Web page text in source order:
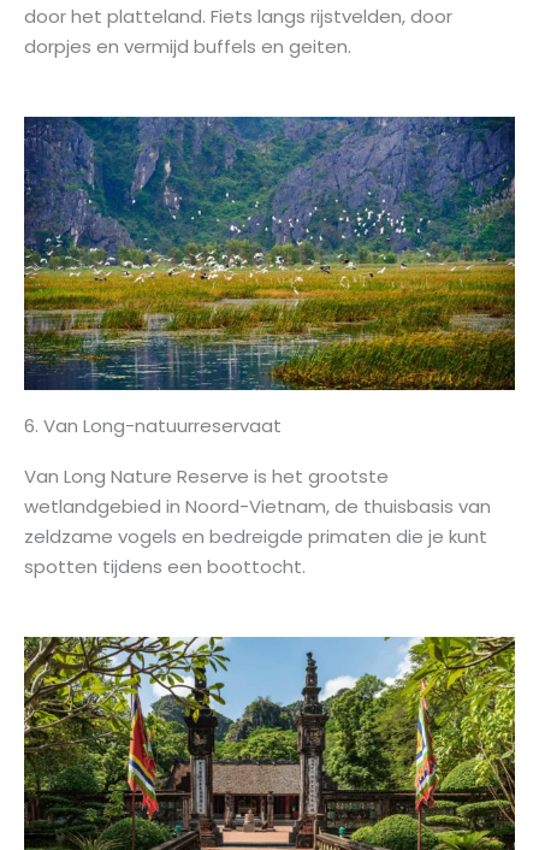
door het platteland. Fiets langs rijstvelden, door
dorpjes en vermijd buffels en geiten.
6. Van Long-natuurreservaat
Van Long Nature Reserve is het grootste
wetlandgebied in Noord-Vietnam, de thuisbasis van
zeldzame vogels en bedreigde primaten die je kunt
spotten tijdens een boottocht.